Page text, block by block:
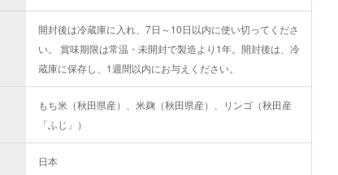
開封後は冷蔵庫に入れ、7日～10日以内に使い切ってくださ
い。 賞味期限は常温・未開封で製造より1年。開封後は、冷
蔵庫に保存し、1週間以内にお与えください。
もち米（秋田県産）、米麹（秋田県産）、リンゴ（秋田産
「ふじ」）
日本